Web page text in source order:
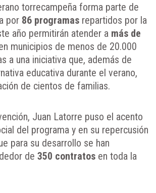
torrecampeña forma parte de
por 86 programas repartidos por la
año permitirán atender a más de
municipios de menos de 20.000
a una iniciativa que, además de
educativa durante el verano,
de cientos de familias.
Juan Latorre puso el acento
del programa y en su repercusión
para su desarrollo se han
de 350 contratos en toda la